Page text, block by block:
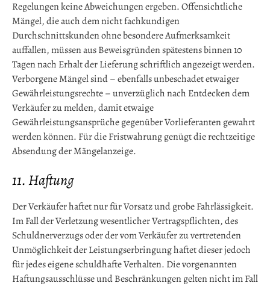
Regelungen keine Abweichungen ergeben. Offensichtliche
Mängel, die auch dem nicht fachkundigen
Durchschnittskunden ohne besondere Aufmerksamkeit
auffallen, müssen aus Beweisgründen spätestens binnen 10
Tagen nach Erhalt der Lieferung schriftlich angezeigt werden.
Verborgene Mängel sind – ebenfalls unbeschadet etwaiger
Gewährleistungsrechte – unverzüglich nach Entdecken dem
Verkäufer zu melden, damit etwaige
Gewährleistungsansprüche gegenüber Vorlieferanten gewahrt
werden können. Für die Fristwahrung genügt die rechtzeitige
Absendung der Mängelanzeige.
11. Haftung
Der Verkäufer haftet nur für Vorsatz und grobe Fahrlässigkeit.
Im Fall der Verletzung wesentlicher Vertragspflichten, des
Schuldnerverzugs oder der vom Verkäufer zu vertretenden
Unmöglichkeit der Leistungserbringung haftet dieser jedoch
für jedes eigene schuldhafte Verhalten. Die vorgenannten
Haftungsausschlüsse und Beschränkungen gelten nicht im Fall